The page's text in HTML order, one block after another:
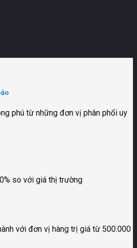
phú từ những đơn vị phân phối uy
so với giá thị trường
với đơn vị hàng trị giá từ 500.000